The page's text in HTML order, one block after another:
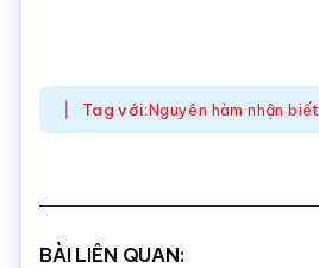
Tag với:Nguyên hàm nhận biết
BÀI LIÊN QUAN: